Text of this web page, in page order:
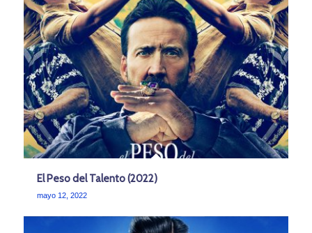
El Peso del Talento (2022)
mayo 12, 2022